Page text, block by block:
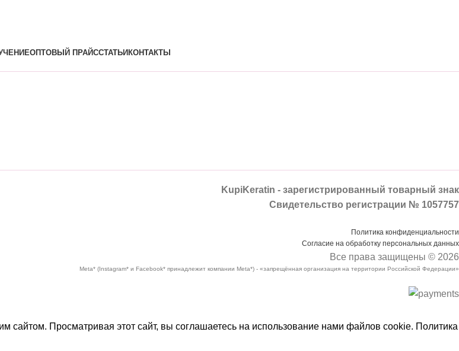
ОПТОВЫЙ ПРАЙССТАТЬИ КОНТАКТЫ
KupiKeratin - зарегистрированный товарный знак
Свидетельство регистрации № 1057757
Политика конфиденциальности
Согласие на обработку персональных данных
Все права защищены © 2026
Meta* (Instagram* и Facebook* принадлежит компании Meta*) - «запрещённая организация на территории Российской Федерации»
Просматривая этот сайт, вы соглашаетесь на использование нами файлов cookie. Политика